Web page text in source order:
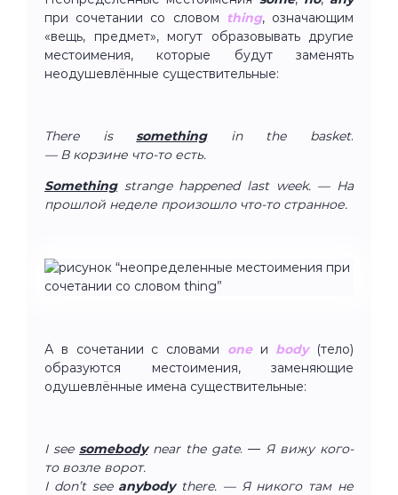
при сочетании со словом thing, означающим
«вещь, предмет», могут образовывать другие
местоимения, которые будут заменять
неодушевлённые существительные:
There issomethingin the basket.
— В корзине что-то есть.
Somethingstrange happened last week. — На
прошлой неделе произошло что-то странное.
А в сочетании с словами oneи body(тело)
образуются местоимения, заменяющие
одушевлённые имена существительные:
I see somebodynear the gate. — Я вижу кого-
то возле ворот.
I don’t see anybodythere. — Я никого там не